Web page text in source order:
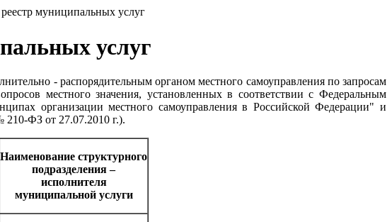
муниципальных услуг
услуг
- распорядительным органом местного самоуправления по запросам
местного значения, установленных в соответствии с Федеральным
организации местного самоуправления в Российской Федерации" и
210-ФЗ от 27.07.2010 г.).
Наименование структурного
подразделения –
исполнителя
муниципальной услуги